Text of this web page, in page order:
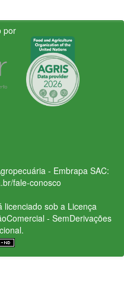
por
- Embrapa SAC:
fale-conosco
sob a Licença
- SemDerivações